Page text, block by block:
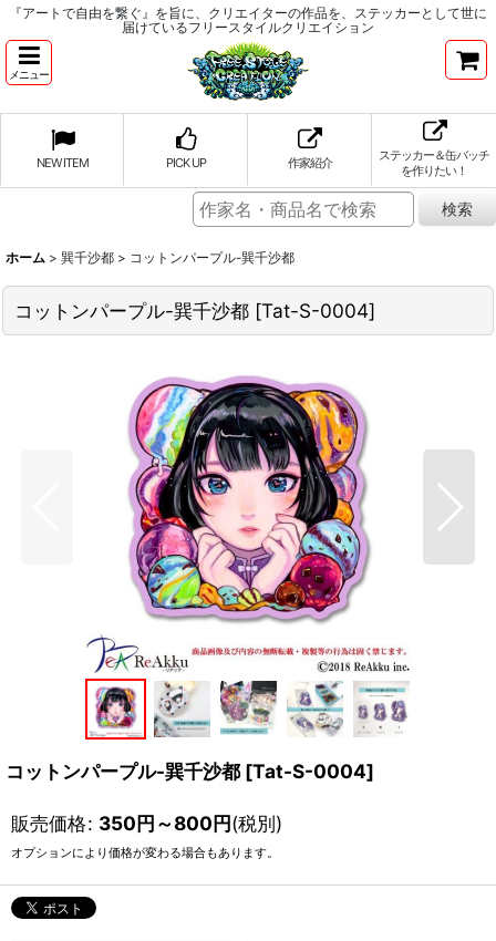
『アートで自由を繋ぐ』を旨に、クリエイターの作品を、ステッカーとして世に
届けているフリースタイルクリエイション
メニュー
NEW ITEM PICK UP 作家紹介
ステッカー＆缶バッチ
を作りたい！
ホーム > 巽千沙都 > コットンパープル-巽千沙都
コットンパープル-巽千沙都 [Tat-S-0004]
コットンパープル-巽千沙都 [Tat-S-0004]
販売価格: 350円～800円(税別)
オプションにより価格が変わる場合もあります。